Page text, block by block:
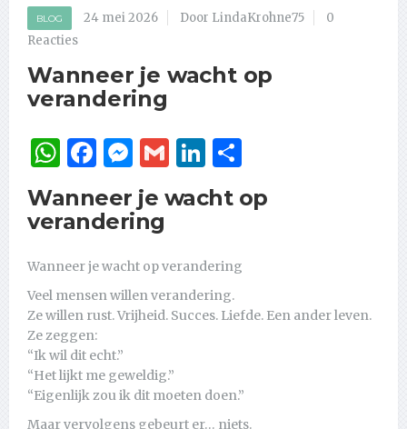
BLOG 24 mei 2026 Door LindaKrohne75
0
Reacties
Wanneer je wacht op
verandering
WhatsApp
Facebook
Messenger
GmailLinkedIn
Wanneer je wacht op
verandering
Wanneer je wacht op verandering
Veel mensen willen verandering.
Ze willen rust. Vrijheid. Succes. Liefde. Een ander leven.
Ze zeggen:
“Ik wil dit echt.”
“Het lijkt me geweldig.”
“Eigenlijk zou ik dit moeten doen.”
Maar vervolgens gebeurt er… niets.